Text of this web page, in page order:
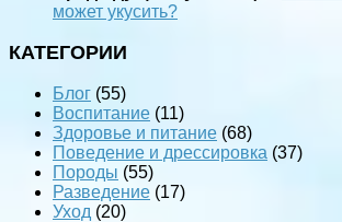
может укусить?
КАТЕГОРИИ
Блог (55)
Воспитание (11)
Здоровье и питание (68)
Поведение и дрессировка (37)
Породы (55)
Разведение (17)
Уход (20)